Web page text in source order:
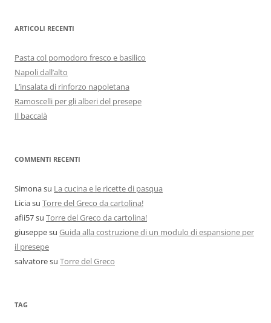
ARTICOLI RECENTI
Pasta col pomodoro fresco e basilico
Napoli dall’alto
L’insalata di rinforzo napoletana
Ramoscelli per gli alberi del presepe
Il baccalà
COMMENTI RECENTI
Simonasu La cucina e le ricette di pasqua
Liciasu Torre del Greco da cartolina!
afii57su Torre del Greco da cartolina!
giuseppesu Guida alla costruzione di un modulo di espansione per
il presepe
salvatoresu Torre del Greco
TAG